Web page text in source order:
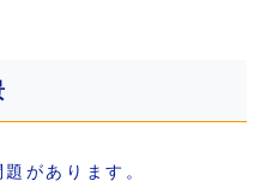
があります。